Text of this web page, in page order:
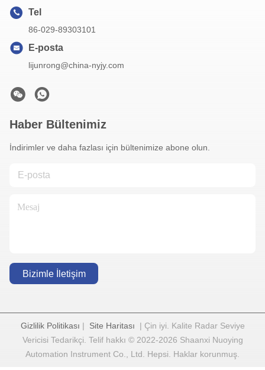
Tel
86-029-89303101
E-posta
lijunrong@china-nyjy.com
Haber Bültenimiz
İndirimler ve daha fazlası için bültenimize abone olun.
Bizimle İletişim
Gizlilik Politikası | Site Haritası | Çin iyi. Kalite Radar Seviye
Vericisi Tedarikçi. Telif hakkı © 2022-2026 Shaanxi Nuoying
Automation Instrument Co., Ltd. Hepsi. Haklar korunmuş.